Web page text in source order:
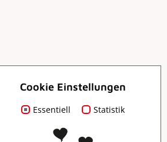
Für Dich
Cookie Einstellungen
Essentiell Statistik